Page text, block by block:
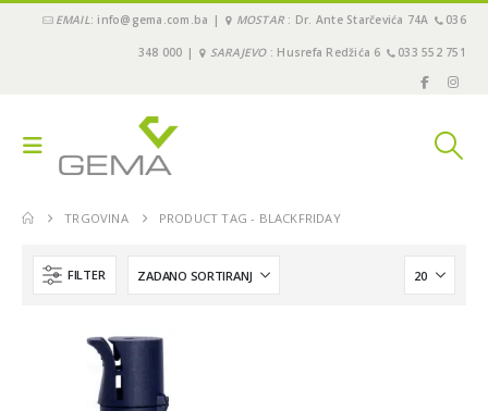
EMAIL: info@gema.com.ba | MOSTAR : Dr. Ante Starčevića 74A 036
348 000 | SARAJEVO: Husrefa Redžića 6 033 552 751
TRGOVINA PRODUCT TAG - BLACKFRIDAY
FILTER